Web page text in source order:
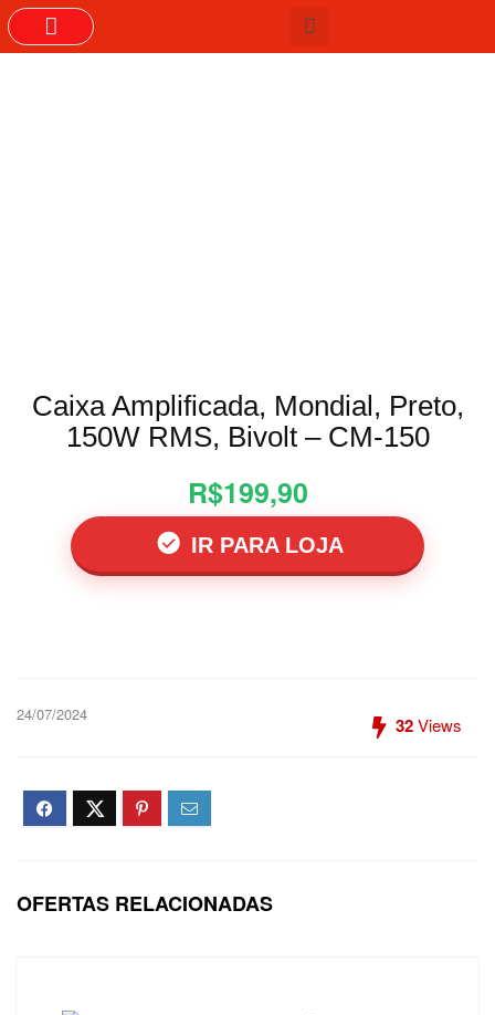
Caixa Amplificada, Mondial, Preto,
150W RMS, Bivolt – CM-150
R$199,90
IR PARA LOJA
24/07/2024 32Views
OFERTAS RELACIONADAS